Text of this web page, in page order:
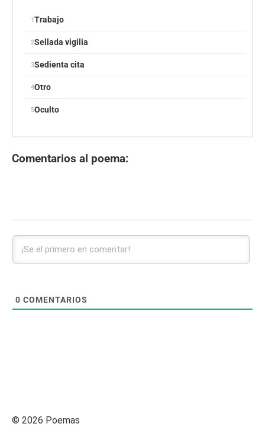
Trabajo
Sellada vigilia
Sedienta cita
Otro
Oculto
Comentarios al poema:
0 COMENTARIOS
© 2026 Poemas